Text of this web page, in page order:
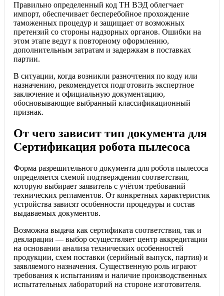
Правильно определенный код ТН ВЭД облегчает
импорт, обеспечивает бесперебойное прохождение
таможенных процедур и защищает от возможных
претензий со стороны надзорных органов. Ошибки на
этом этапе ведут к повторному оформлению,
дополнительным затратам и задержкам в поставках
партии.
В ситуации, когда возникли разночтения по коду или
назначению, рекомендуется подготовить экспертное
заключение и официальную документацию,
обосновывающие выбранный классификационный
признак.
От чего зависит тип документа для
Сертификация робота пылесоса
Форма разрешительного документа для робота пылесоса
определяется схемой подтверждения соответствия,
которую выбирает заявитель с учётом требований
технических регламентов. От конкретных характеристик
устройства зависят особенности процедуры и состав
выдаваемых документов.
Возможна выдача как сертификата соответствия, так и
декларации — выбор осуществляет центр аккредитации
на основании анализа технических особенностей
продукции, схем поставки (серийный выпуск, партия) и
заявляемого назначения. Существенную роль играют
требования к испытаниям и наличие производственных
испытательных лабораторий на стороне изготовителя.